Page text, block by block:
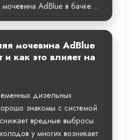
AdBlue в бачке...
мочевина AdBlue
и как это влияет на
дизельных
знакомы с системой
вредные выбросы.
у многих возникает